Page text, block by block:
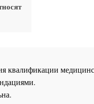
квалификации